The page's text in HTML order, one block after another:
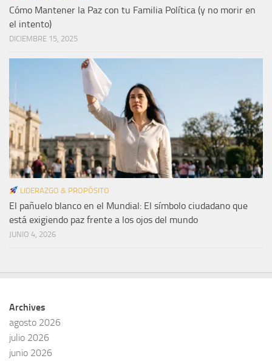
Cómo Mantener la Paz con tu Familia Política (y no morir en
el intento)
DICIEMBRE 15, 2025
LIDERAZGO & PROPÓSITO
El pañuelo blanco en el Mundial: El símbolo ciudadano que
está exigiendo paz frente a los ojos del mundo
JUNIO 4, 2026
Archives
agosto 2026
julio 2026
junio 2026